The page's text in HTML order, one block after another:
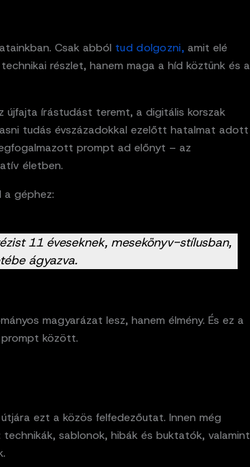
Csak abból tud dolgozni,amit elé
részlet, hanem maga a híd köztünk és a
újfajta írástudást teremt, a digitális korszak
tudás évszázadokkal ezelőtt hatalmat adott
prompt ad előnyt – az
életben.
géphez:
11 éveseknek, mesekönyv-stílusban,
ágyazva.
magyarázat lesz, hanem élmény. És ez a
prompt között.
ezt a közös felfedezőutat. Innen még
sablonok, hibák és buktatók, valamint